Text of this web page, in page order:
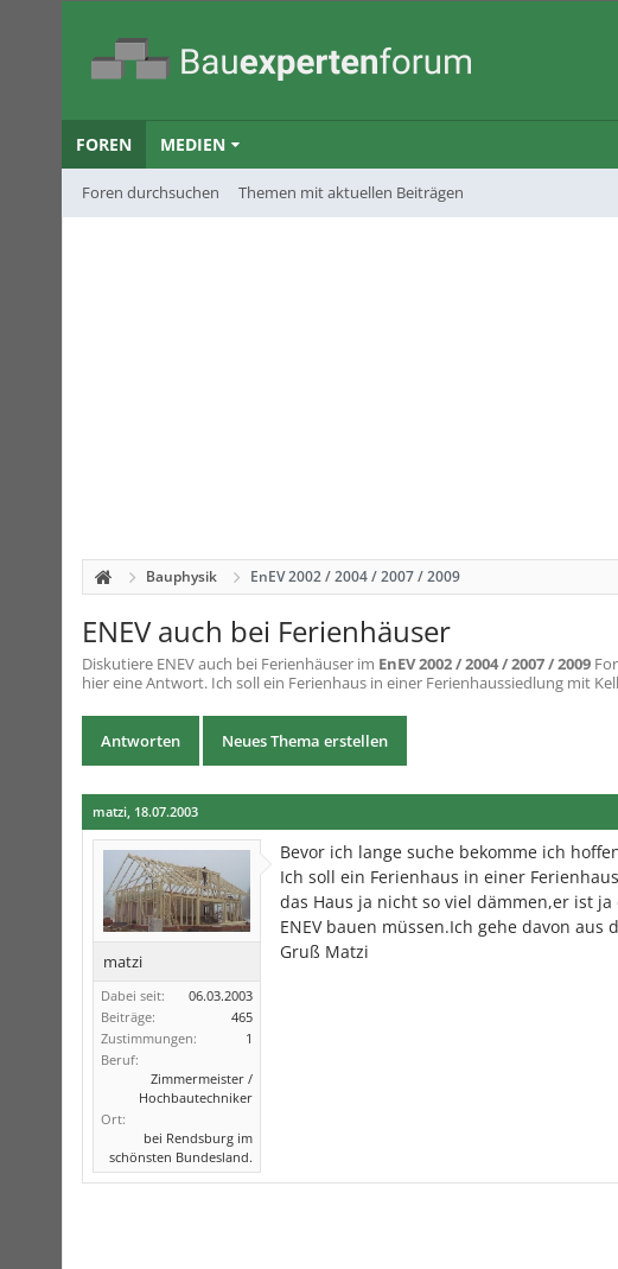
FOREN
Foren durchsuchen Themen mit aktuellen Beiträgen
MEDIEN
Bauphysik EnEV 2002 / 2004 / 2007 / 2009
ENEV auch bei Ferienhäuser
Diskutiere ENEV auch bei Ferienhäuser im EnEV 2002 / 2004 / 2007 / 2009
hier eine Antwort. Ich soll ein Ferienhaus in einer Ferienhaussiedlung mit
Antworten Neues Thema erstellen
matzi, 18.07.2003
matzi
Dabei seit:
06.03.2003
Beiträge:
465
Zustimmungen:
1
Beruf:
Zimmermeister /
Hochbautechniker
Ort:
bei Rendsburg im
schönsten Bundesland.
Bevor ich lange suche bekomme ich
Ich soll ein Ferienhaus in einer
das Haus ja nicht so viel dämmen,er ist
ENEV bauen müssen.Ich gehe davon aus
Gruß Matzi